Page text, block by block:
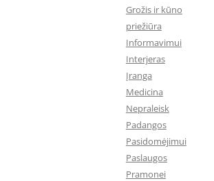
Grožis ir kūno
priežiūra
Informavimui
Interjeras
Įranga
Medicina
Nepraleisk
Padangos
Pasidomėjimui
Paslaugos
Pramonei